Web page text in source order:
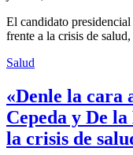
El candidato
frente a la crisis de
Salud
«Denle la cara
Cepeda y De
la crisis de